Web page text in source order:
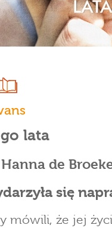
lata
de
się
mówili, że jej